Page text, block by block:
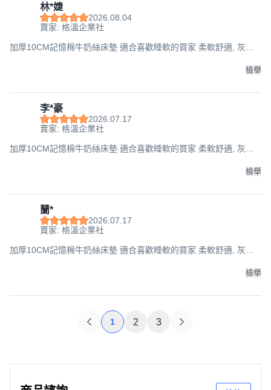
林*婕
2026.08.04
賣家: 格溫企業社
加厚10CM記憶棉牛奶絲床墊 適合喜歡睡軟的買家 柔軟舒適, 灰色,
檢舉
李*豪
2026.07.17
賣家: 格溫企業社
加厚10CM記憶棉牛奶絲床墊 適合喜歡睡軟的買家 柔軟舒適, 灰色,
檢舉
蘭*
2026.07.17
賣家: 格溫企業社
加厚10CM記憶棉牛奶絲床墊 適合喜歡睡軟的買家 柔軟舒適, 灰色,
檢舉
1 2 3